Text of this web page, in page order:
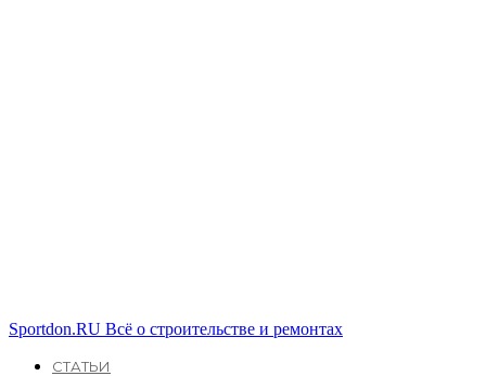
Sportdon.RU Всё о строительстве и ремонтах
СТАТЬИ